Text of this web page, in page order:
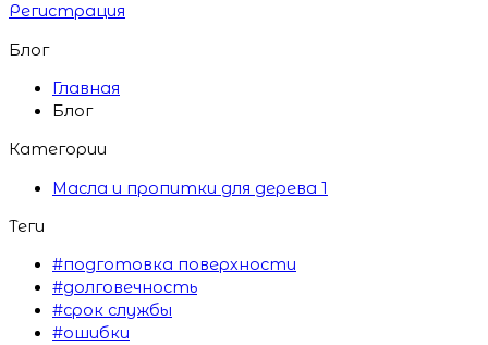
Регистрация
Блог
Главная
Блог
Категории
Масла и пропитки для дерева 1
Теги
#подготовка поверхности
#долговечность
#срок службы
#ошибки